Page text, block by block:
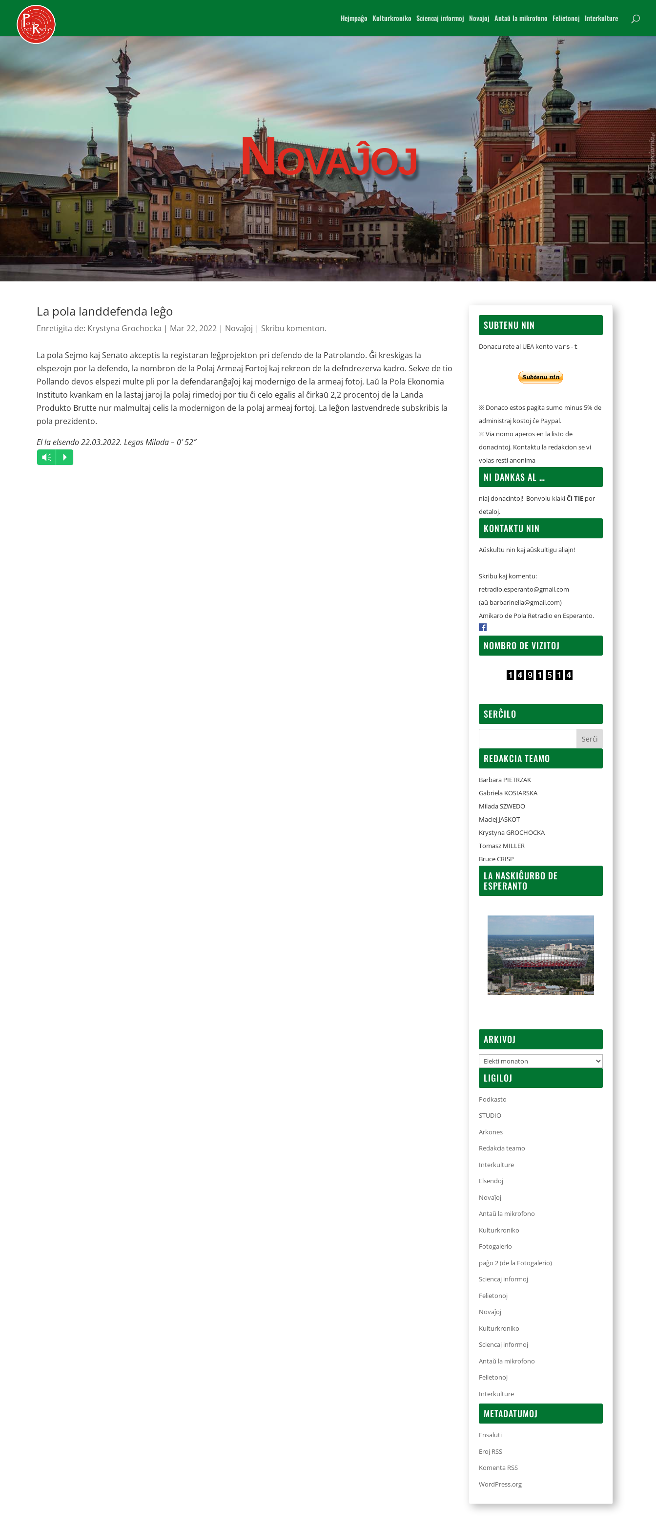
Hejmpaĝo Kulturkroniko Sciencaj informoj Novajoj Antaŭ la mikrofono Felietonoj Interkulture
Novaĵoj
La pola landdefenda leĝo
Enretigita de: Krystyna Grochocka | Mar 22, 2022| Novaĵoj | Skribu komenton.
La pola Sejmo kaj Senato akceptis la registaran leĝprojekton pri defendo de la Patrolando. Ĝi kreskigas la
elspezojn por la defendo, la nombron de la Polaj Armeaj Fortoj kaj rekreon de la defndrezerva kadro. Sekve de tio
Pollando devos elspezi multe pli por la defendaranĝaĵoj kaj modernigo de la armeaj fotoj. Laŭ la Pola Ekonomia
Instituto kvankam en la lastaj jaroj la polaj rimedoj por tiu ĉi celo egalis al ĉirkaŭ 2,2 procentoj de la Landa
Produkto Brutte nur malmultaj celis la modernigon de la polaj armeaj fortoj. La leĝon lastvendrede subskribis la
pola prezidento.
El la elsendo 22.03.2022. Legas Milada – 0′ 52″
Audio
Player
Vm P
SUBTENU NIN
Donacu rete al UEA konto vars-t
※ Donaco estos pagita sumo minus 5% de
administraj kostoj ĉe Paypal.
※ Via nomo aperos en la listo de
donacintoj. Kontaktu la redakcion se vi
volas resti anonima
NI DANKAS AL …
niaj donacintoj! Bonvolu klakiĈI TIEpor
detaloj.
KONTAKTU NIN
Aŭskultu nin kaj aŭskultigu aliajn!
Skribu kaj komentu:
retradio.esperanto@gmail.com
(aŭ barbarinella@gmail.com)
Amikaro de Pola Retradio en Esperanto.
NOMBRO DE VIZITOJ
SERĈILO
REDAKCIA TEAMO
Barbara PIETRZAK
Gabriela KOSIARSKA
Milada SZWEDO
Maciej JASKOT
Krystyna GROCHOCKA
Tomasz MILLER
Bruce CRISP
LA NASKIĜURBO DE
ESPERANTO
ARKIVOJ
Arkivoj
LIGILOJ
Podkasto
STUDIO
Arkones
Redakcia teamo
Interkulture
Elsendoj
Novaĵoj
Antaŭ la mikrofono
Kulturkroniko
Fotogalerio
paĝo 2 (de la Fotogalerio)
Sciencaj informoj
Felietonoj
Novaĵoj
Kulturkroniko
Sciencaj informoj
Antaŭ la mikrofono
Felietonoj
Interkulture
METADATUMOJ
Ensaluti
Eroj RSS
Komenta RSS
WordPress.org